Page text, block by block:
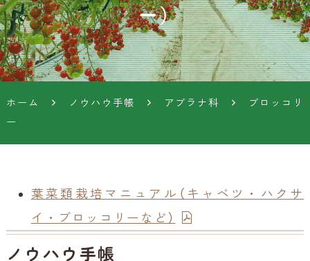
ー）
ホーム ノウハウ手帳 アブラナ科
ブロッコリ
ー
葉菜類栽培マニュアル（キャベツ・ハクサ
イ・ブロッコリーなど）
ノウハウ手帳